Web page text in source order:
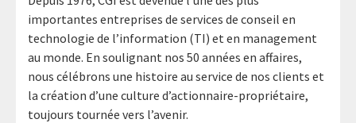
importantes entreprises de services de conseil en
technologie de l’information (TI) et en management
au monde. En soulignant nos 50 années en affaires,
nous célébrons une histoire au service de nos clients et
la création d’une culture d’actionnaire-propriétaire,
toujours tournée vers l’avenir.